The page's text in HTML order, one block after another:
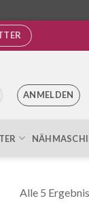
ANMELDEN
Alle 5